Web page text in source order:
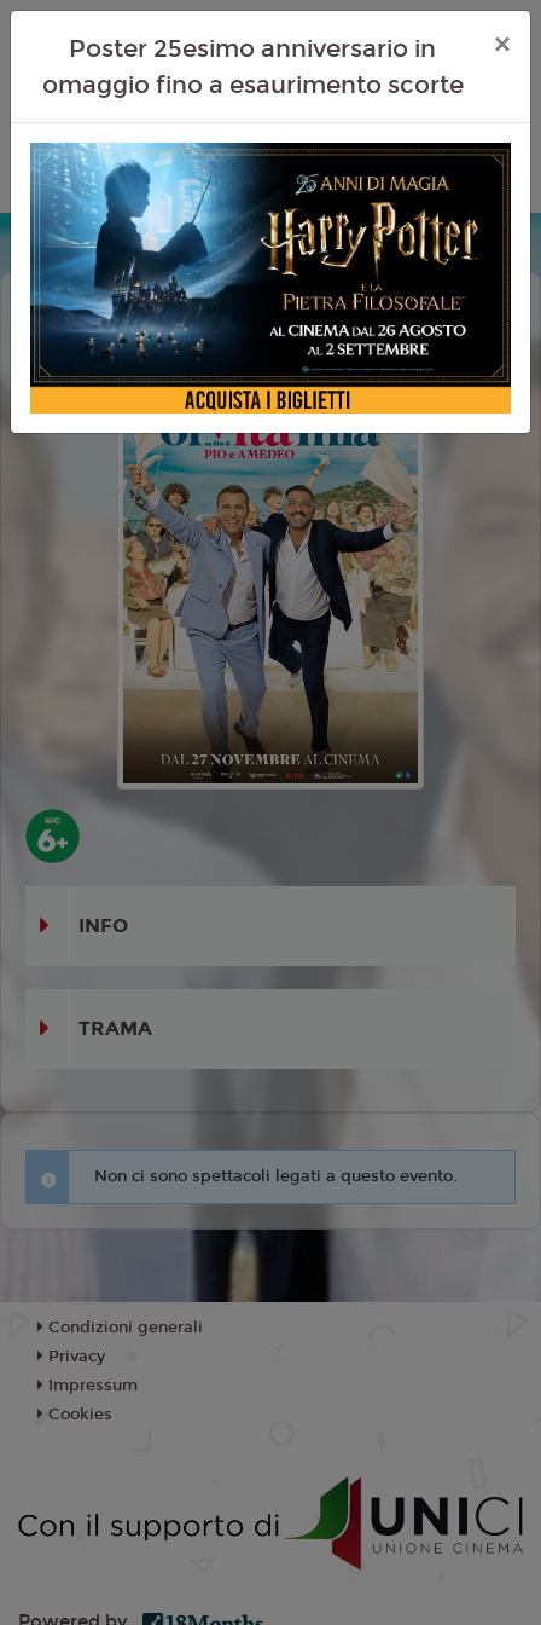
OI VITA MIA
HAPPYCINEFAMILY
INFO
TRAMA
Non ci sono spettacoli legati a questo evento.
Poster 25esimo anniversario in
omaggio fino a esaurimento scorte
×
Condizioni generali
Privacy
Impressum
Cookies